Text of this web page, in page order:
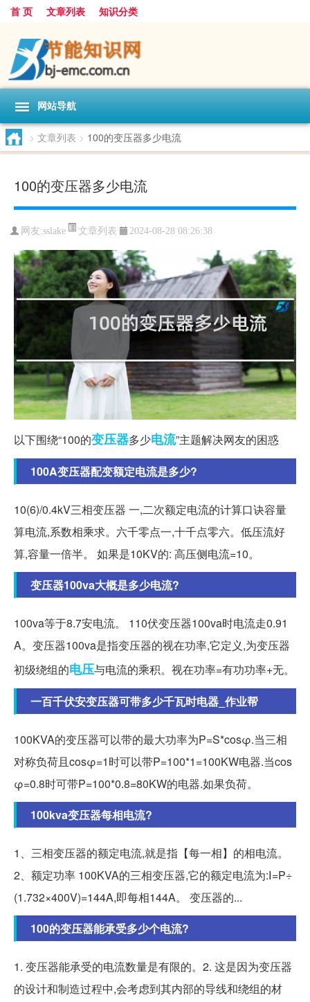
首 页 文章列表 知识分类
网站导航
> 文章列表 > 100的变压器多少电流
100的变压器多少电流
网友:sslake 文章列表 2024-08-28 08:26:38
以下围绕“100的变压器多少电流”主题解决网友的困惑
100A变压器配变额定电流是多少?
10(6)/0.4kV三相变压器 一,二次额定电流的计算口诀容量
算电流,系数相乘求。六千零点一,十千点零六。低压流好
算,容量一倍半。 如果是10KV的: 高压侧电流=10。
变压器100va大概是多少电流?
100va等于8.7安电流。 110伏变压器100va时电流走0.91
A。变压器100va是指变压器的视在功率,它定义,为变压器
初级绕组的电压与电流的乘积。视在功率=有功功率+无。
一百千伏安变压器可带多少千瓦时电器_作业帮
100KVA的变压器可以带的最大功率为P=S*cosφ.当三相
对称负荷且cosφ=1时可以带P=100*1=100KW电器.当cos
φ=0.8时可带P=100*0.8=80KW的电器.如果负荷。
100kva变压器每相电流?
1、三相变压器的额定电流,就是指【每一相】的相电流。
2、额定功率 100KVA的三相变压器,它的额定电流为:Ⅰ=P÷
(1.732×400V)=144A,即每相144A。 变压器的...
100的变压器能承受多少个电流?
1. 变压器能承受的电流数量是有限的。2. 这是因为变压器
的设计和制造过程中,会考虑到其内部的导线和绕组的材